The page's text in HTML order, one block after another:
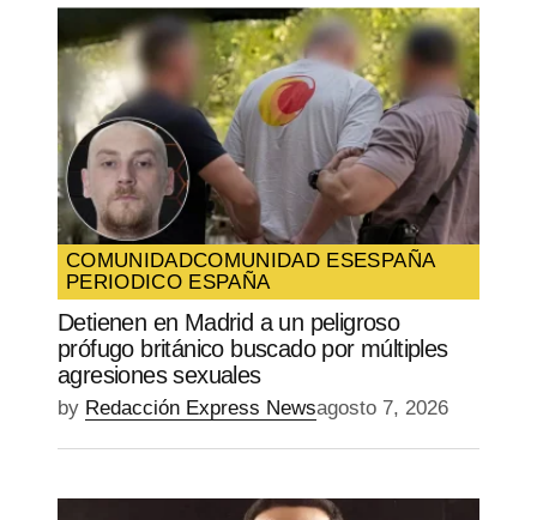
COMUNIDADCOMUNIDAD ESESPAÑA
PERIODICO ESPAÑA
Detienen en Madrid a un peligroso
prófugo británico buscado por múltiples
agresiones sexuales
by Redacción Express Newsagosto 7, 2026